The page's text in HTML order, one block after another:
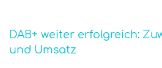
DAB+ weiter erfolgreich:
und Umsatz